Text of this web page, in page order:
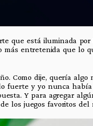
que está iluminada
más entretenida que lo
Como dije, quería
fuerte y yo nunca
Y para agregar
los juegos favoritos del